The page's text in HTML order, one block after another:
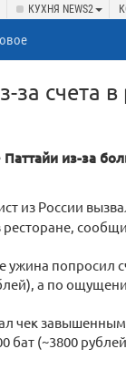
КУХНЯ NEWS2
за счета
из-за
из России
ресторане,
попросил
а по
чек
бат (~3800